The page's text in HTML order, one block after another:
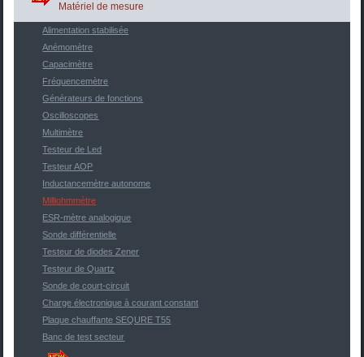
Matériel de mesure
Alimentation stabilisée
Anémomètre
Capacimètre
Fréquencemètre
Générateurs de fonctions
Oscilloscopes
Multimètre
Testeur de Led
Testeur AOP
Inductancemètre autonome
Milliohmmètre
ESR-mètre analogique
Sonde différentielle
Testeur de diodes Zener
Testeur de Quartz
Sonde de court-circuit
Charge électronique à courant constant
Plaque chauffante SEQURE T55
Banc de test secteur